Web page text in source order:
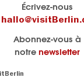
Écrivez-nous
Abonnez-vous à
notre newsletter